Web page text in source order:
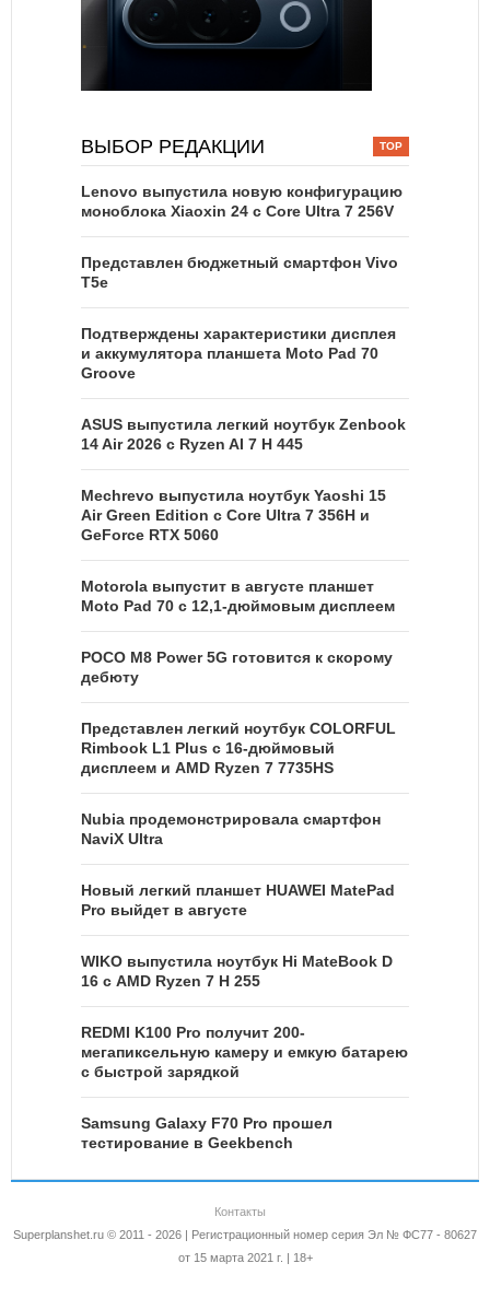
ВЫБОР РЕДАКЦИИ
Lenovo выпустила новую конфигурацию
моноблока Xiaoxin 24 с Core Ultra 7 256V
Представлен бюджетный смартфон Vivo
T5e
Подтверждены характеристики дисплея
и аккумулятора планшета Moto Pad 70
Groove
ASUS выпустила легкий ноутбук Zenbook
14 Air 2026 с Ryzen AI 7 H 445
Mechrevo выпустила ноутбук Yaoshi 15
Air Green Edition с Core Ultra 7 356H и
GeForce RTX 5060
Motorola выпустит в августе планшет
Moto Pad 70 с 12,1-дюймовым дисплеем
POCO M8 Power 5G готовится к скорому
дебюту
Представлен легкий ноутбук COLORFUL
Rimbook L1 Plus с 16-дюймовый
дисплеем и AMD Ryzen 7 7735HS
Nubia продемонстрировала смартфон
NaviX Ultra
Новый легкий планшет HUAWEI MatePad
Pro выйдет в августе
WIKO выпустила ноутбук Hi MateBook D
16 с AMD Ryzen 7 H 255
REDMI K100 Pro получит 200-
мегапиксельную камеру и емкую батарею
с быстрой зарядкой
Samsung Galaxy F70 Pro прошел
тестирование в Geekbench
Контакты
Superplanshet.ru © 2011 - 2026 | Регистрационный номер серия Эл № ФС77 - 80627
от 15 марта 2021 г. | 18+